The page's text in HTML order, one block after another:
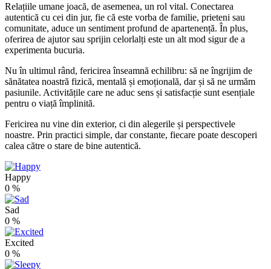
Relațiile umane joacă, de asemenea, un rol vital. Conectarea
autentică cu cei din jur, fie că este vorba de familie, prieteni sau
comunitate, aduce un sentiment profund de apartenență. În plus,
oferirea de ajutor sau sprijin celorlalți este un alt mod sigur de a
experimenta bucuria.
Nu în ultimul rând, fericirea înseamnă echilibru: să ne îngrijim de
sănătatea noastră fizică, mentală și emoțională, dar și să ne urmăm
pasiunile. Activitățile care ne aduc sens și satisfacție sunt esențiale
pentru o viață împlinită.
Fericirea nu vine din exterior, ci din alegerile și perspectivele
noastre. Prin practici simple, dar constante, fiecare poate descoperi
calea către o stare de bine autentică.
Happy
0 %
Sad
0 %
Excited
0 %